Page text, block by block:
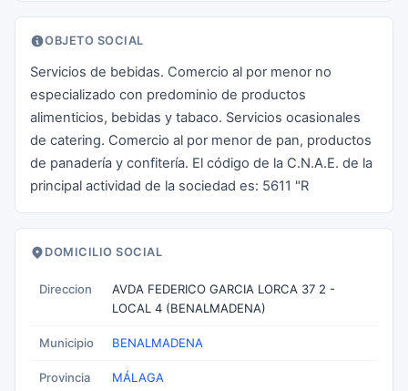
OBJETO SOCIAL
Servicios de bebidas. Comercio al por menor no
especializado con predominio de productos
alimenticios, bebidas y tabaco. Servicios ocasionales
de catering. Comercio al por menor de pan, productos
de panadería y confitería. El código de la C.N.A.E. de la
principal actividad de la sociedad es: 5611 "R
DOMICILIO SOCIAL
Direccion
AVDA FEDERICO GARCIA LORCA 37 2 -
LOCAL 4 (BENALMADENA)
Municipio BENALMADENA
Provincia MÁLAGA